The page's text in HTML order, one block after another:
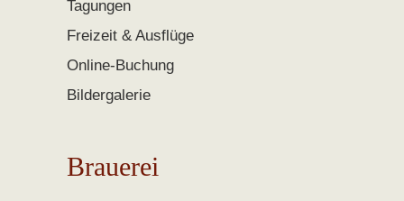
Tagungen
Freizeit & Ausflüge
Online-Buchung
Bildergalerie
Brauerei